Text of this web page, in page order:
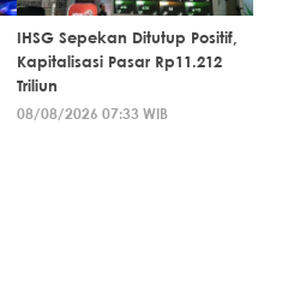
IHSG Sepekan Ditutup Positif,
Kapitalisasi Pasar Rp11.212
Triliun
08/08/2026 07:33 WIB